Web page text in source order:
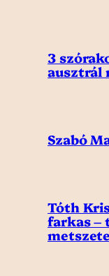
3
ausztrál
Szabó
Tóth
farkas –